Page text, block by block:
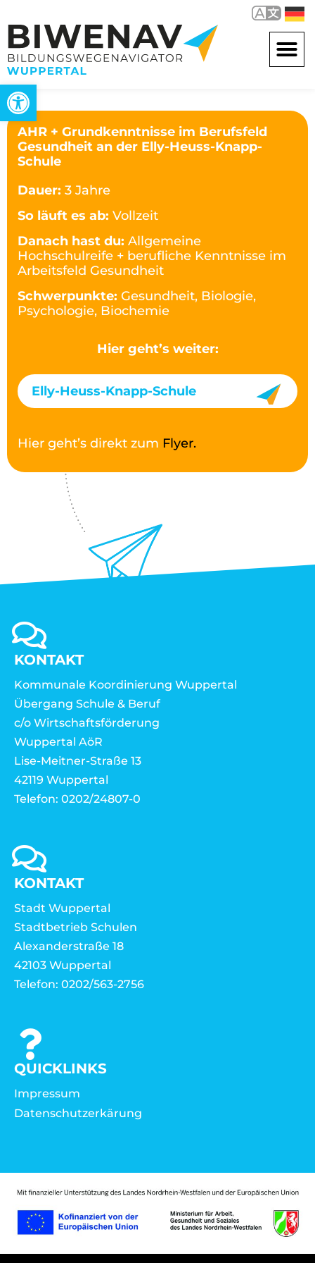
Werkzeugleiste öffnen
AHR + Grundkenntnisse im Berufsfeld
Gesundheit an der Elly-Heuss-Knapp-
Schule
Dauer: 3 Jahre
So läuft es ab: Vollzeit
Danach hast du: Allgemeine
Hochschulreife + berufliche Kenntnisse im
Arbeitsfeld Gesundheit
Schwerpunkte: Gesundheit, Biologie,
Psychologie, Biochemie
Hier geht’s weiter:
Elly-Heuss-Knapp-Schule
Hier geht’s direkt zum Flyer.
KONTAKT
Kommunale Koordinierung Wuppertal
Übergang Schule & Beruf
c/o Wirtschaftsförderung
Wuppertal AöR
Lise-Meitner-Straße 13
42119 Wuppertal
Telefon: 0202/24807-0
KONTAKT
Stadt Wuppertal
Stadtbetrieb Schulen
Alexanderstraße 18
42103 Wuppertal
Telefon: 0202/563-2756
QUICKLINKS
Impressum
Datenschutzerkärung